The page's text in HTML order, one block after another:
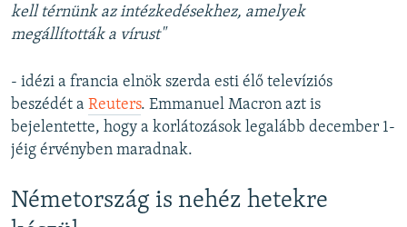
kell térnünk az intézkedésekhez, amelyek
megállították a vírust"
- idézi a francia elnök szerda esti élő televíziós
beszédét a Reuters. Emmanuel Macron azt is
bejelentette, hogy a korlátozások legalább december 1-
jéig érvényben maradnak.
Németország is nehéz hetekre